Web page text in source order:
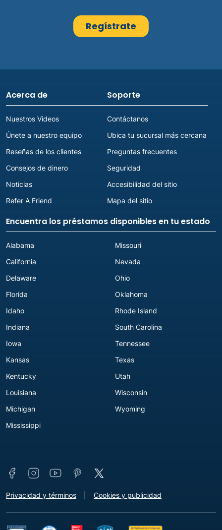
Acerca de
Nuestros Videos
Únete a nuestro equipo
Reseñas de los clientes
Consejos de dinero
Noticias
Refer A Friend
Soporte
Contáctanos
Ubica tu sucursal más cercana
Preguntas frecuentes
Seguridad
Accesibilidad del sitio
Mapa del sitio
Encuentra los préstamos disponibles en tu estado
Alabama
California
Delaware
Florida
Idaho
Indiana
Iowa
Kansas
Kentucky
Louisiana
Michigan
Mississippi
Missouri
Nevada
Ohio
Oklahoma
Rhode Island
South Carolina
Tennessee
Texas
Utah
Wisconsin
Wyoming
Connect with us
Footer - Extra Links [v3]
Privacidad y términos Cookies y publicidad